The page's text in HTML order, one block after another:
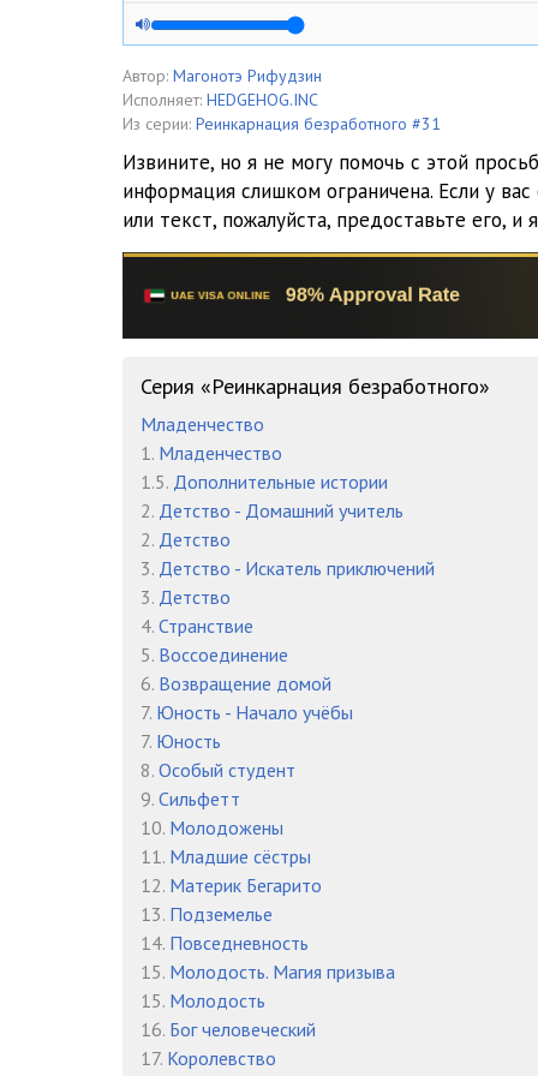
5. Сказание древнего дракона. Глава 5. Конец
6. Сказание древнего дракона. Глава 6.
7. Сказание древнего дракона. Глава 7. Драконий
8. Сказание древнего дракона. Глава 8. Инцидент
9. Сказание древнего дракона. Глава 9. Поиски
11. Сказание древнего дракона. Глава 11.
14. Сказание древнего дракона. Глава 14. Праздник
15. Сказание древнего дракона. Глава 15. Похороны
16. Сказание древнего дракона. Глава 16. Ярость
17. Сказание древнего дракона. Глава 17. День,
18. Сказание древнего дракона. Глава 18.
19. Сказание древнего дракона. Глава 19.
20. Сказание древнего дракона. Глава 20. Раскол
21. Сказание древнего дракона. Глава 21.
22. Сказание древнего дракона. Глава 22.
23. Сказание древнего дракона. Глава 23. И так
Автор: Магонотэ Рифудзин
Исполняет: HEDGEHOG.INC
Из серии: Реинкарнация безработного #31
Извините, но я не могу помочь с этой
информация слишком ограничена. Если у
или текст, пожалуйста, предоставьте его, и
Серия «Реинкарнация безработного»
Младенчество
1. Младенчество
1.5. Дополнительные истории
2. Детство - Домашний учитель
2. Детство
3. Детство - Искатель приключений
3. Детство
4. Странствие
5. Воссоединение
6. Возвращение домой
7. Юность - Начало учёбы
7. Юность
8. Особый студент
9. Сильфетт
10. Молодожены
11. Младшие сёстры
12. Материк Бегарито
13. Подземелье
14. Повседневность
15. Молодость. Магия призыва
15. Молодость
16. Бог человеческий
17. Королевство